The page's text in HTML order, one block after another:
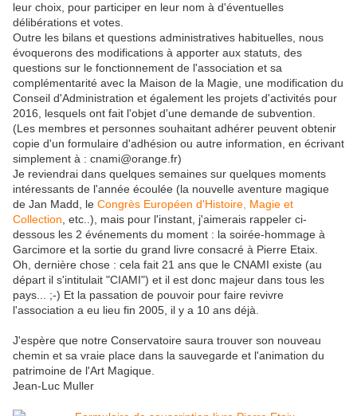
leur choix, pour participer en leur nom à d'éventuelles
délibérations et votes.
Outre les bilans et questions administratives habituelles, nous
évoquerons des modifications à apporter aux statuts, des
questions sur le fonctionnement de l'association et sa
complémentarité avec la Maison de la Magie, une modification du
Conseil d'Administration et également les projets d'activités pour
2016, lesquels ont fait l'objet d'une demande de subvention.
(Les membres et personnes souhaitant adhérer peuvent obtenir
copie d'un formulaire d'adhésion ou autre information, en écrivant
simplement à : cnami@orange.fr)
Je reviendrai dans quelques semaines sur quelques moments
intéressants de l'année écoulée (la nouvelle aventure magique
de Jan Madd, le Congrès Européen d'Histoire, Magie et
Collection , etc..), mais pour l'instant, j'aimerais rappeler ci-
dessous les 2 événements du moment : la soirée-hommage à
Garcimore et la sortie du grand livre consacré à Pierre Etaix.
Oh, dernière chose : cela fait 21 ans que le CNAMI existe (au
départ il s'intitulait "CIAMI") et il est donc majeur dans tous les
pays... ;-) Et la passation de pouvoir pour faire revivre
l'association a eu lieu fin 2005, il y a 10 ans déjà.
J'espère que notre Conservatoire saura trouver son nouveau
chemin et sa vraie place dans la sauvegarde et l'animation du
patrimoine de l'Art Magique.
Jean-Luc Muller